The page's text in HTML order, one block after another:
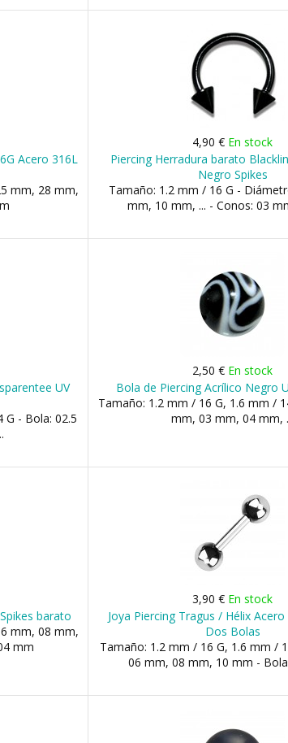
Acero 316L
mm, 28 mm,
4,90 € En stock
Piercing Herradura barato
Negro Spikes
Tamaño: 1.2 mm / 16 G -
mm, 10 mm, ... - Conos: 03
UV
G - Bola: 02.5
2,50 € En stock
Bola de Piercing Acrílico Negro
Tamaño: 1.2 mm / 16 G, 1.6 mm /
mm, 03 mm, 04 mm,
barato
mm, 08 mm,
mm
3,90 € En stock
Joya Piercing Tragus / Hélix
Dos Bolas
Tamaño: 1.2 mm / 16 G, 1.6 mm /
06 mm, 08 mm, 10 mm -